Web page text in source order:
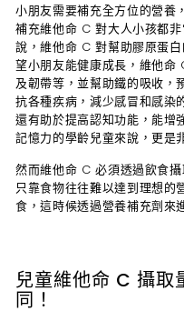
小朋友需要補充全方位的營養
補充維他命 C 對大人小孩都
說，維他命 C 對幫助膠原蛋
望小朋友能健康成長，維他命
及韌帶等，並幫助鐵的吸收，
抗各種疾病，減少感冒和感染
還有助於提高認知功能，能增
記憶力的學齡兒童來說，更是
然而維他命 C 必須透過飲食
只靠食物往往難以達到理想的
食，這時候透過營養補充劑來
兒童維他命 C 攝取
同！